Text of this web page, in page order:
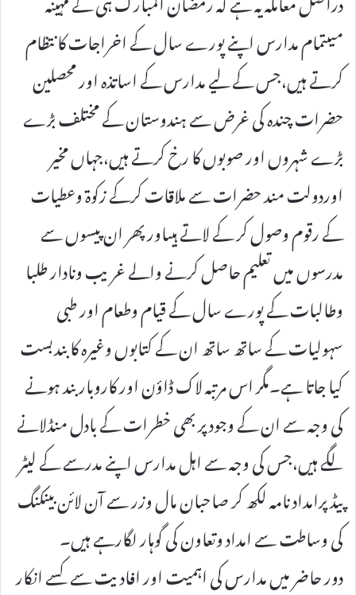
میںتمام مدارس اپنے پورے سال کے اخراجات کا نتظام
کرتے ہیں،جس کے لیے مدارس کے اساتذہ اور محصلین
حضرات چندہ کی غرض سے ہندوستان کے مختلف بڑے
بڑے شہروں اور صوبوں کا رخ کرتے ہیں،جہاں مخیر
اوردولت مند حضرات سے ملاقات کرکے زکوۃ وعطیات
کے رقوم وصول کر کے لاتے ہیںاور پھر ان پیسوں سے
مدرسوں میں تعلیم حاصل کرنے والے غریب ونادار طلبا
وطالبات کے پورے سال کے قیام وطعام اور طبی
سہولیات کے ساتھ ساتھ ان کے کتابوں وغیرہ کا بندبست
کیا جاتا ہے۔مگر اس مرتبہ لاک ڈاؤن اور کاروبار بند ہونے
کی وجہ سے ان کے وجود پر بھی خطرات کے بادل منڈلانے
لگے ہیں،جس کی وجہ سے اہل مدارس اپنے مدرسے کے لیٹر
پیڈ پرامداد نامہ لکھ کر صاحبان مال وزر سے آن لائن بینکنگ
کی وساطت سے امداد وتعاون کی گوہار لگارہے ہیں۔
دور حاضر میں مدارس کی اہمیت اور افادیت سے کسے انکار